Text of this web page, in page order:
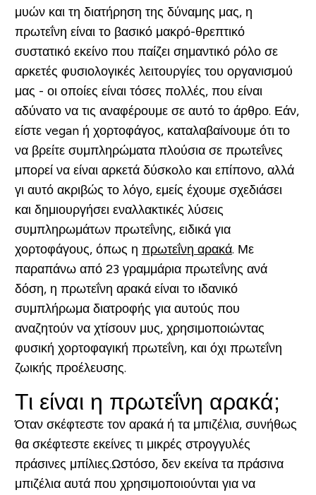
μυών και τη διατήρηση της δύναμης μας, η
πρωτεΐνη είναι το βασικό μακρό-θρεπτικό
συστατικό εκείνο που παίζει σημαντικό ρόλο σε
αρκετές φυσιολογικές λειτουργίες του οργανισμού
μας - οι οποίες είναι τόσες πολλές, που είναι
αδύνατο να τις αναφέρουμε σε αυτό το άρθρο. Εάν,
είστε vegan ή χορτοφάγος, καταλαβαίνουμε ότι το
να βρείτε συμπληρώματα πλούσια σε πρωτεΐνες
μπορεί να είναι αρκετά δύσκολο και επίπονο, αλλά
γι αυτό ακριβώς το λόγο, εμείς έχουμε σχεδιάσει
και δημιουργήσει εναλλακτικές λύσεις
συμπληρωμάτων πρωτεΐνης, ειδικά για
χορτοφάγους, όπως η πρωτεΐνη αρακά. Με
παραπάνω από 23 γραμμάρια πρωτεΐνης ανά
δόση, η πρωτεΐνη αρακά είναι το ιδανικό
συμπλήρωμα διατροφής για αυτούς που
αναζητούν να χτίσουν μυς, χρησιμοποιώντας
φυσική χορτοφαγική πρωτεΐνη, και όχι πρωτεΐνη
ζωικής προέλευσης.
Τι είναι η πρωτεΐνη αρακά;
Όταν σκέφτεστε τον αρακά ή τα μπιζέλια, συνήθως
θα σκέφτεστε εκείνες τι μικρές στρογγυλές
πράσινες μπίλιες.Ωστόσο, δεν εκείνα τα πράσινα
μπιζέλια αυτά που χρησιμοποιούνται για να